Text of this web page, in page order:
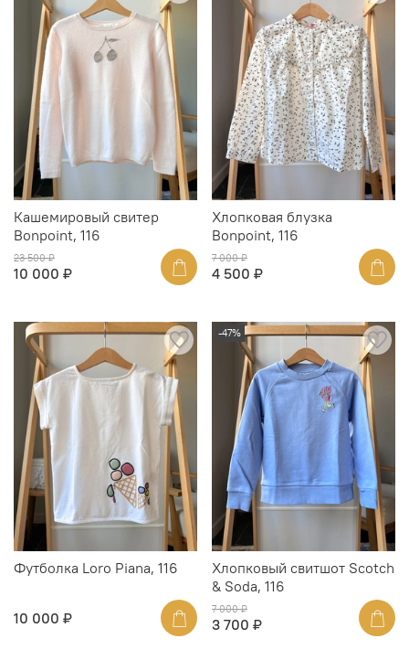
Кашемировый свитер
Bonpoint, 116
23 500 ₽
10 000 ₽
Хлопковая блузка
Bonpoint, 116
7 000 ₽
4 500 ₽
Футболка Loro Piana, 116
10 000 ₽
-47%
Хлопковый свитшот Scotch
& Soda, 116
7 000 ₽
3 700 ₽